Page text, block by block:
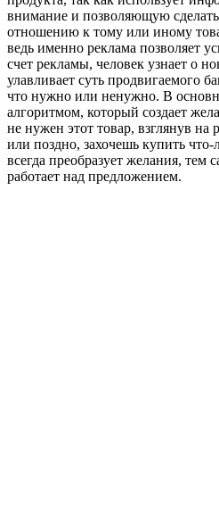
внимание и позволяющую
отношению к тому или иному
ведь именно реклама позволяет
счет рекламы, человек узнает о
улавливает суть продвигаемого
что нужно или ненужно. В
алгоритмом, который создает
не нужен этот товар, взглянув на
или поздно, захочешь купить
всегда преобразует желания,
работает над предложением.